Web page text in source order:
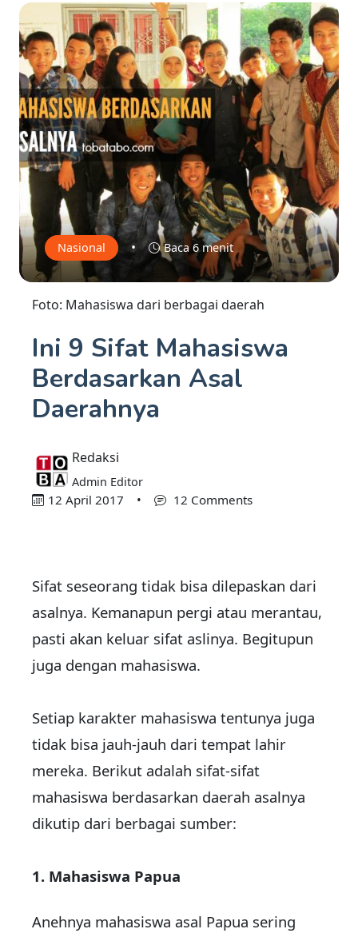
Nasional • Baca 6 menit
Foto: Mahasiswa dari berbagai daerah
Ini 9 Sifat Mahasiswa
Berdasarkan Asal
Daerahnya
Redaksi
Admin Editor
12 April 2017 • 12 Comments
Sifat seseorang tidak bisa dilepaskan dari
asalnya. Kemanapun pergi atau merantau,
pasti akan keluar sifat aslinya. Begitupun
juga dengan mahasiswa.
Setiap karakter mahasiswa tentunya juga
tidak bisa jauh-jauh dari tempat lahir
mereka. Berikut adalah sifat-sifat
mahasiswa berdasarkan daerah asalnya
dikutip dari berbagai sumber:
1. Mahasiswa Papua
Anehnya mahasiswa asal Papua sering